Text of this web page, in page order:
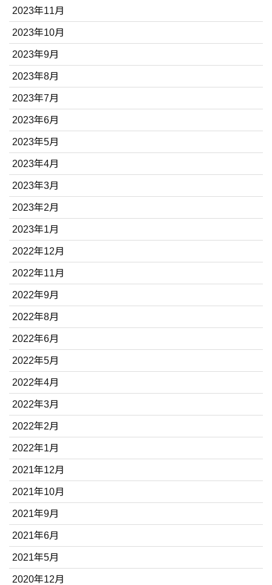
2023年11月
2023年10月
2023年9月
2023年8月
2023年7月
2023年6月
2023年5月
2023年4月
2023年3月
2023年2月
2023年1月
2022年12月
2022年11月
2022年9月
2022年8月
2022年6月
2022年5月
2022年4月
2022年3月
2022年2月
2022年1月
2021年12月
2021年10月
2021年9月
2021年6月
2021年5月
2020年12月